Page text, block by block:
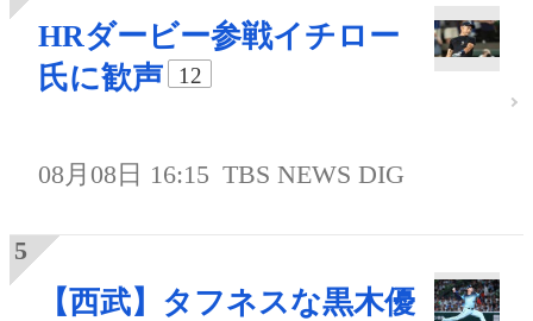
HRダービー参戦イチロー
氏に歓声
12
08月08日 16:15 TBS NEWS DIG
【西武】タフネスな黒木優